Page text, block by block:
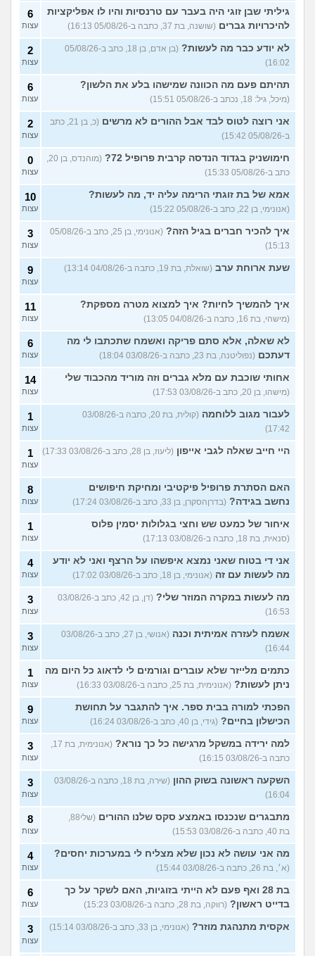
מודאג (אנונימי, בן 15)
רוצה לאמץ כלב ולא לקנות,
אבל אני רוצה להעניק לו שם
בעצמי, זה אפשרי?
(איטן, בן
23)
1
עצות
צורחים? (Cat Lover, בן 22)
3
עצות
אישתי נכנסה להריון ורוצה
שאני אמסור את הכלבה,
עצות?
(V, בן 29)
8
עצות
איך אני יודעת שלהיות מאלפת
כלבים מתאים לי?
8
עצות
אנשים באיזור שלי משחררים
את הכלבים והם לרוב מזן
מסוכן,איזה כלי יעזור לי
להתגונן? (Anon, בן 20)
2
עצות
רוצה להביא את הכלב שלי
מחול אבל נתבג לא מאמין לי
שהוא איתי מעל 90 יום,איך
4
עצות
הכלב לא מאפשר את זה,
רוצים למסור אותו למשפחה
(אנונימיתh, בת 34)
עצות
עוד שאלות חדשות במדור
גיליתי שבן זוגי היה בעבר עם טרנסיות והיו לו אפליקציות
להיכרויות גברים (שושנה, בת 37, כתבה ב-05/08/26 16:13)
6
עצות
לא יודע כבר מה לעשות?
(בן אדם, בן 18, כתב ב-05/08/26
16:02)
2
עצות
תהיתם פעם מה הכוונה שמישהו בלע את הלשון?
(מיכל, גיל: 18, נכתב ב-05/08/26 15:51)
6
עצות
אני רוצה לטוס לבד אבל ההורים לא מרשים
(כ, בן 21, כתב
ב-05/08/26 15:42)
2
עצות
חימושניק בגדוד הנדסה קרבית פרופיל 72?
(מוהנדס, בן 20,
כתב ב-05/08/26 15:33)
0
עצות
אמא של בת זוגתי הרימה עליה יד, מה לעשות?
(אנונימי, בן 22, כתב ב-05/08/26 15:22)
10
עצות
איך להכיר חברים בגיל הזה?
(אנונימי, בן 25, כתב ב-05/08/26
15:13)
3
עצות
שעת ארוחת ערב (שואלת, בת 19, כתבה ב-04/08/26 13:14) 9
עצות
איך להמשיך לחיות? איך למצוא מטרה מספקת?
(מישהי, בת 16, כתבה ב-04/08/26 13:05)
11
עצות
לא שאלה, אלא סתם פריקה ואשמח שתכתבו לי מה
דעתכם (נפוליטנה, בת 23, כתבה ב-03/08/26 18:04)
6
עצות
אחותי שוכבת עם מלא גברים וזה מוריד מהכבוד שלי
(מישהו, בן 20, כתב ב-03/08/26 17:53)
14
עצות
לעבור מגוב ללוחמה
(קולית, בת 20, כתבה ב-03/08/26
17:42)
1
עצות
היי חייב שאלה לגבי אייפון (ליעוז, בן 28, כתב ב-03/08/26 17:33) 1
עצות
האם הסתרת פרופיל פיקטיבי ומחיקת חיפושים
נחשב בגידה? (בדרןהסקרן, בן 33, כתב ב-03/08/26 17:24)
8
עצות
איחור של כמעט שש וחצי בגלולות יסמין פלוס
(סנאית, בת 18, כתבה ב-03/08/26 17:13)
1
עצות
אני די בטוח שאני נמצא איפשהו על הרצף ואני לא יודע
מה לעשות עם זה (אנונימי, בן 18, כתב ב-03/08/26 17:02)
4
עצות
מה לעשות במקרה המוזר שלי?
(דן, בן 42, כתב ב-03/08/26
16:53)
3
עצות
אשמח לעזרה אמיתית וכנה
(אנושי, בן 27, כתב ב-03/08/26
16:44)
3
עצות
כתמים מלייזר שלא עוברים וגורמים לי לדאוג כל היום מה
ניתן לעשות? (אנונימית, בת 25, כתבה ב-03/08/26 16:33)
1
עצות
הפכתי למורה בבית ספר. איך להתגבר על תחושת
הכישלון בחיים? (גידי, בן 40, כתב ב-03/08/26 16:24)
9
עצות
למה ירידה במשקל מרגישה כל כך נורא?
(אנונימית, בת 17,
כתבה ב-03/08/26 16:15)
3
עצות
השקעה ראשונה בשוק ההון
(שירה, בת 18, כתבה ב-03/08/26
16:04)
3
עצות
מתבגרים שנכנסו באמצע סקס שלנו ההורים
(שלי88,
בת 40, כתבה ב-03/08/26 15:53)
8
עצות
מה אני עושה לא נכון שלא מצליח לי במערכות יחסים?
(א׳, בת 26, כתבה ב-03/08/26 15:44)
4
עצות
בת 28 ואף פעם לא הייתי בזוגיות, האם לשקר על כך
בדייט ראשון? (רווקה, בת 28, כתבה ב-03/08/26 15:23)
6
עצות
אקסית מתנהגת מוזר? (אנונימי, בן 33, כתב ב-03/08/26 15:14) 3
עצות